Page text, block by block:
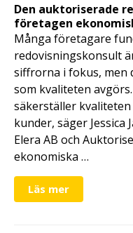
Den auktoriserade
företagen
Många företagare
redovisningskonsult
siffrorna i fokus, men
som kvaliteten
säkerställer
kunder, säger Jessica
Elera AB och
ekonomiska …
Läs mer